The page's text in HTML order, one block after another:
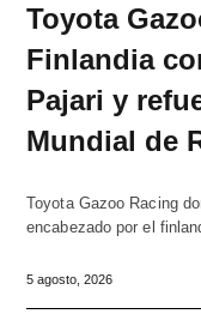
Toyota
Finlandia
Pajari y
Mundial de
Toyota Gazoo Racing
encabezado por el
5 agosto, 2026